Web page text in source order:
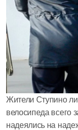
Жители Ступино
велосипеда всего
надеялись на